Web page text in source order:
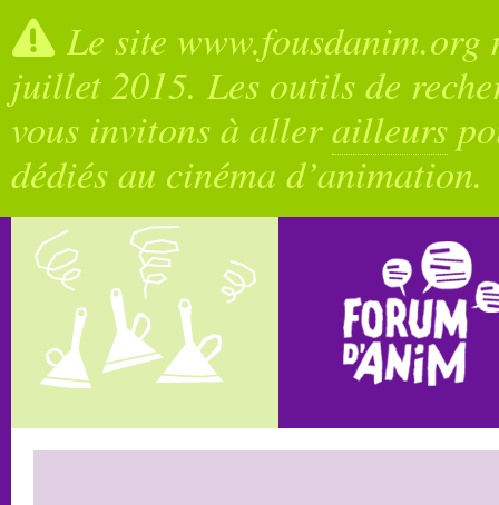
Le site
juillet 2015. Les outils de
vous invitons à allerailleurs
dédiés au cinéma d’animation.